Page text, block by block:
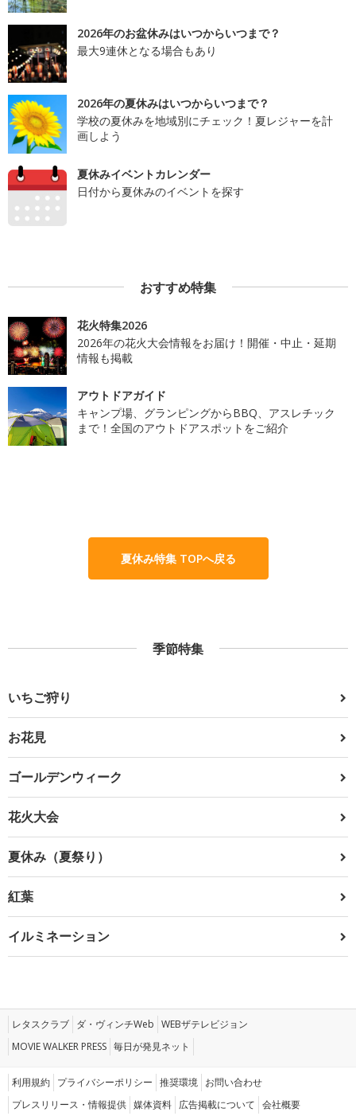
2026年のお盆休みはいつからいつまで？
最大9連休となる場合もあり
2026年の夏休みはいつからいつまで？
学校の夏休みを地域別にチェック！夏レジャーを計
画しよう
夏休みイベントカレンダー
日付から夏休みのイベントを探す
おすすめ特集
花火特集2026
2026年の花火大会情報をお届け！開催・中止・延期
情報も掲載
アウトドアガイド
キャンプ場、グランピングからBBQ、アスレチック
まで！全国のアウトドアスポットをご紹介
夏休み特集 TOPへ戻る
季節特集
いちご狩り
お花見
ゴールデンウィーク
花火大会
夏休み（夏祭り）
紅葉
イルミネーション
レタスクラブ ダ・ヴィンチWeb WEBザテレビジョン
MOVIE WALKER PRESS 毎日が発見ネット
利用規約 プライバシーポリシー 推奨環境 お問い合わせ
プレスリリース・情報提供 媒体資料 広告掲載について 会社概要